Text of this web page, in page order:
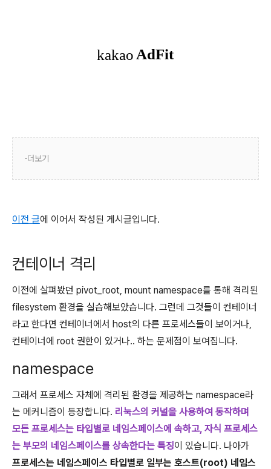
더보기
이전 글에 이어서 작성된 게시글입니다.
컨테이너 격리
이전에 살펴봤던 pivot_root, mount namespace를 통해 격리된
filesystem 환경을 실습해보았습니다. 그런데 그것들이 컨테이너
라고 한다면 컨테이너에서 host의 다른 프로세스들이 보이거나,
컨테이너에 root 권한이 있거나.. 하는 문제점이 보여집니다.
namespace
그래서 프로세스 자체에 격리된 환경을 제공하는 namespace라
는 메커니즘이 등장합니다. 리눅스의 커널을 사용하여 동작하며
모든 프로세스는 타입별로 네임스페이스에 속하고, 자식 프로세스
는 부모의 네임스페이스를 상속한다는 특징이 있습니다. 나아가
프로세스는 네임스페이스 타입별로 일부는 호스트(root) 네임스